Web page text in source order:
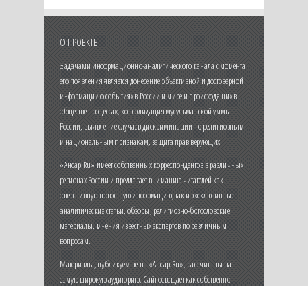
О ПРОЕКТЕ
Задачами информационно-аналитического канала с момента
его появления является донесение объективной и достоверной
информации о событиях в России и мире и происходящих в
обществе процессах, консолидация мусульманской уммы
России, выявление случаев дискриминации по религиозным
и национальным признакам, защита прав верующих.
«Ансар.Ru» имеет собственных корреспондентов в различных
регионах России и предлагает вниманию читателей как
оперативную новостную информацию, так и эксклюзивные
аналитические статьи, обзоры, религиозно-богословские
материалы, мнения известных экспертов по различным
вопросам.
Материалы, публикуемые на «Ансар.Ru», рассчитаны на
самую широкую аудиторию. Сайт освещает как собственно